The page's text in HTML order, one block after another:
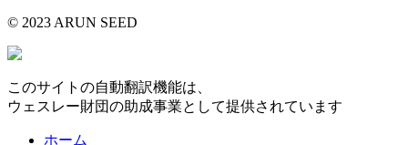
© 2023 ARUN SEED
このサイトの自動翻訳機能は、
ウェスレー財団の助成事業として提供されています
ホーム